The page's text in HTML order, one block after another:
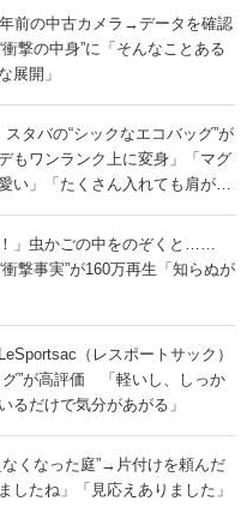
前の中古カメラ→データを確認
の中身”に「そんなことある
展開」
タバの“シックなエコバッグ”が
もワンランク上に変身」「マグ
い」「たくさん入れても肩が痛
」虫かごの中をのぞくと……
衝撃事実”が160万再生「知らぬが
（レスポートサック）
グ”が高評価 「軽いし、しっか
るだけで気分があがる」
くなった庭”→片付けを頼んだ
たね」「見応えありました」